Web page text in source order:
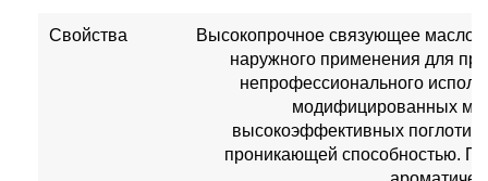
Свойства
Высокопрочное связующее масло
наружного применения для
непрофессионального
модифицированных
высокоэффективных
проникающей способностью.